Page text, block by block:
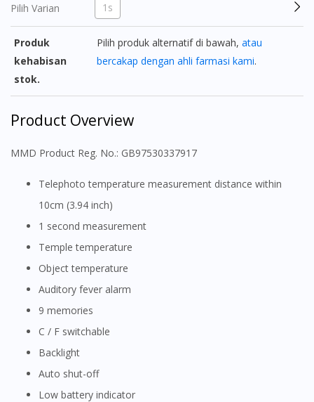
Pilih Varian 1s
Produk
kehabisan
stok.
Pilih produk alternatif di bawah,atau
bercakap dengan ahli farmasi kami.
Product Overview
MMD Product Reg. No.: GB97530337917
Telephoto temperature measurement distance within
10cm (3.94 inch)
1 second measurement
Temple temperature
Object temperature
Auditory fever alarm
9 memories
C / F switchable
Backlight
Auto shut-off
Low battery indicator